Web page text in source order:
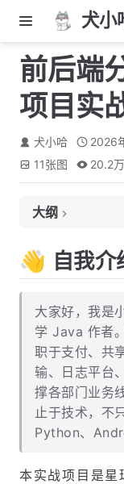
犬小
前后端
项目实
犬小哈 2026
11张图 20.2万
大纲
🏃 关于实战项目
🔗 演示地址
⚒️ 功能模块
✏️ 技术栈
🎉 专栏目标
💡 专栏亮点
👋 自我介
大家好，我是
学 Java 作者
职于支付、共
输、日志平台
撑各部门业务
止于技术，不
Python、
本实战项目是